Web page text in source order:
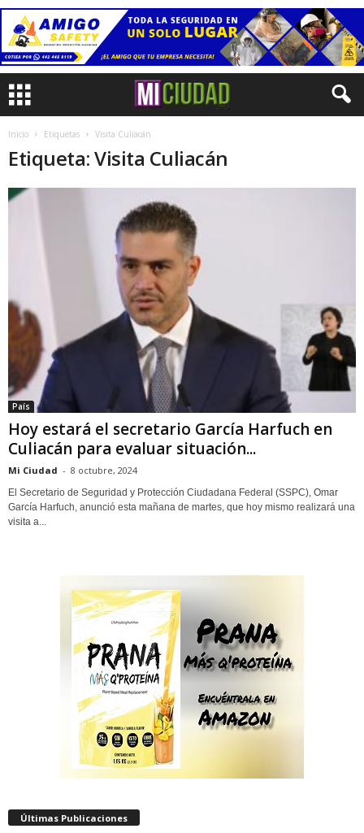
Inicio Etiquetas Visita Culiacán
Etiqueta: Visita Culiacán
País
Hoy estará el secretario García Harfuch en
Culiacán para evaluar situación...
Mi Ciudad - 8 octubre, 2024
El Secretario de Seguridad y Protección Ciudadana Federal (SSPC), Omar
García Harfuch, anunció esta mañana de martes, que hoy mismo realizará una
visita a...
Últimas Publicaciones